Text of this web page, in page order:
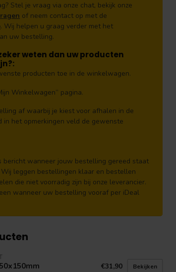
Stel je vraag via onze chat, bekijk onze
of neem contact op met de
. Wij helpen u graag verder met het
uw bestelling.
weten dan uw producten
producten toe in de winkelwagen.
Winkelwagen” pagina.
af waarbij je kiest voor afhalen in de
in het opmerkingen veld de gewenste
bericht wanneer jouw bestelling gereed staat
leggen bestellingen klaar en bestellen
die niet voorradig zijn bij onze leverancier.
wanneer uw bestelling vooraf per iDeal
€31,90 Bekijken